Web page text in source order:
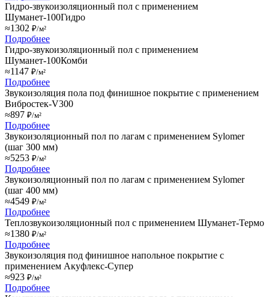
Гидро-звукоизоляционный пол с применением
Шуманет-100Гидро
≈1302 ₽/м²
Подробнее
Гидро-звукоизоляционный пол с применением
Шуманет-100Комби
≈1147 ₽/м²
Подробнее
Звукоизоляция пола под финишное покрытие с применением
Вибростек-V300
≈897 ₽/м²
Подробнее
Звукоизоляционный пол по лагам с применением Sylomer
(шаг 300 мм)
≈5253 ₽/м²
Подробнее
Звукоизоляционный пол по лагам с применением Sylomer
(шаг 400 мм)
≈4549 ₽/м²
Подробнее
Теплозвукоизоляционный пол с применением Шуманет-Термо
≈1380 ₽/м²
Подробнее
Звукоизоляция под финишное напольное покрытие с
применением Акуфлекс-Супер
≈923 ₽/м²
Подробнее